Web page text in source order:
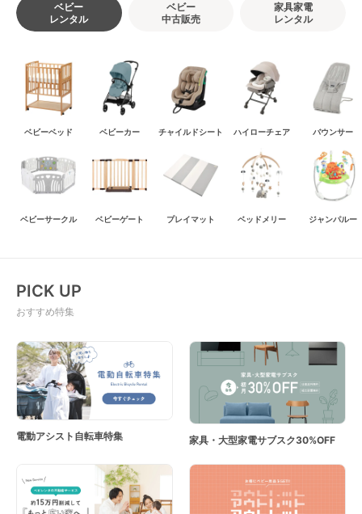
ベビー
レンタル
ベビー
中古販売
家具家電
レンタル
ベビーベッド ベビーカー チャイルドシート ハイローチェア バウンサー
ベビーサークル ベビーゲート プレイマット ベッドメリー ジャンパルー
PICK UP
おすすめ特集
電動アシスト自転車特集 家具・大型家電サブスク30%OFF